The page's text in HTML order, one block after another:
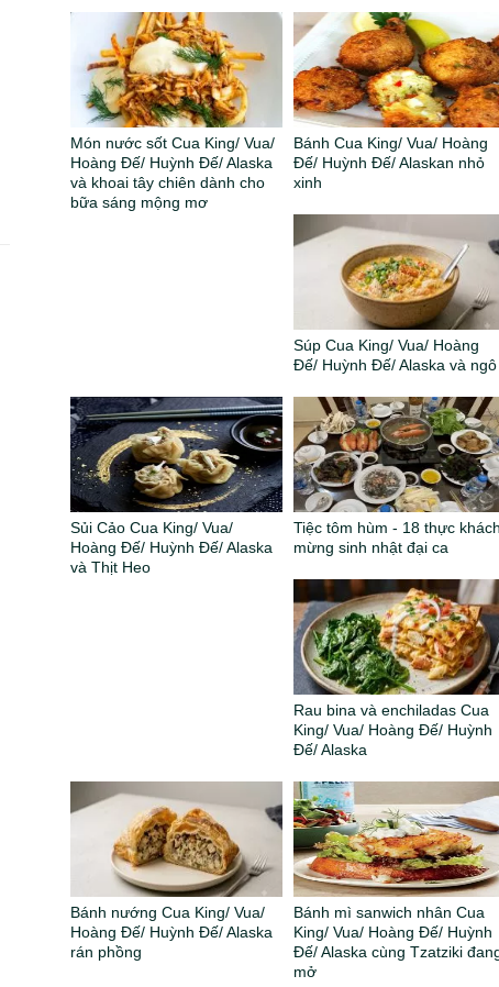
Món nước sốt Cua King/ Vua/
Hoàng Đế/ Huỳnh Đế/ Alaska
và khoai tây chiên dành cho
bữa sáng mộng mơ
Bánh Cua King/ Vua/ Hoàng
Đế/ Huỳnh Đế/ Alaskan nhỏ
xinh
Súp Cua King/ Vua/ Hoàng
Đế/ Huỳnh Đế/ Alaska và ngô
Sủi Cảo Cua King/ Vua/
Hoàng Đế/ Huỳnh Đế/ Alaska
và Thịt Heo
Tiệc tôm hùm - 18 thực
mừng sinh nhật đại ca
Rau bina và enchiladas Cua
King/ Vua/ Hoàng Đế/ Huỳnh
Đế/ Alaska
Bánh nướng Cua King/ Vua/
Hoàng Đế/ Huỳnh Đế/ Alaska
rán phồng
Bánh mì sanwich nhân Cua
King/ Vua/ Hoàng Đế/ Huỳnh
Đế/ Alaska cùng Tzatziki
mở